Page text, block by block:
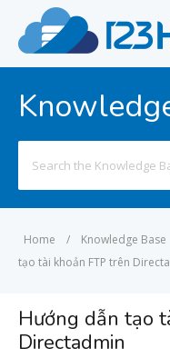
for:
Home / Knowledge Base
tạo tài khoản FTP trên
Hướng dẫn tạo
Directadmin